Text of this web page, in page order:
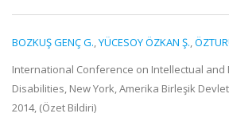
BOZKUŞ GENÇ G.,YÜCESOY ÖZKAN Ş.,
International Conference on Intellectual and
Disabilities, New York, Amerika Birleşik
2014, (Özet Bildiri)